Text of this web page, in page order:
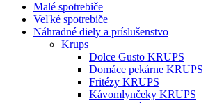
Malé spotrebiče
Veľké spotrebiče
Náhradné diely a príslušenstvo
Krups
Dolce Gusto KRUPS
Domáce pekárne KRUPS
Fritézy KRUPS
Kávomlynčeky KRUPS